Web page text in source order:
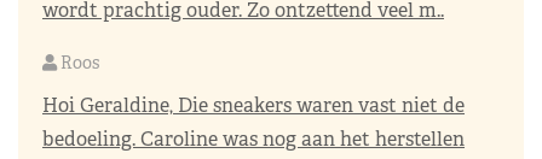
wordt prachtig ouder. Zo ontzettend veel m..
Roos
Hoi Geraldine, Die sneakers waren vast niet de
bedoeling. Caroline was nog aan het herstellen